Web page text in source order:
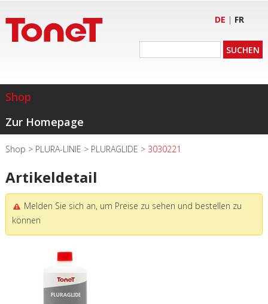
DE | FR
Shop
Zur Homepage
Shop > PLURA-LINIE > PLURAGLIDE > 3030221
Artikeldetail
Melden Sie sich an, um Preise zu sehen und bestellen zu
können